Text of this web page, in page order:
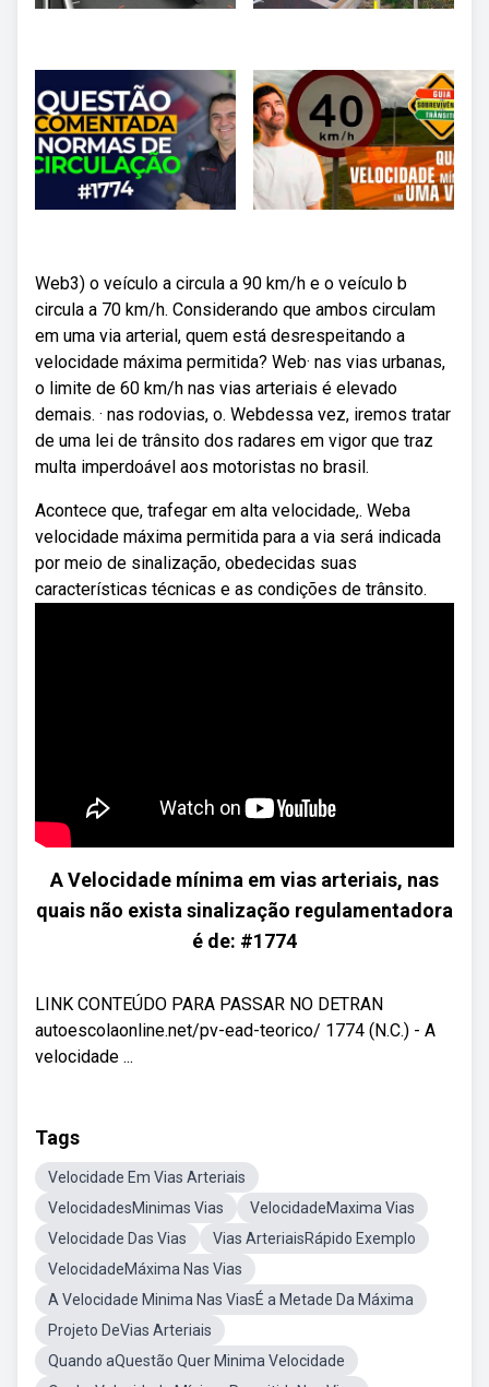
Web3) o veículo a circula a 90 km/h e o veículo b
circula a 70 km/h. Considerando que ambos circulam
em uma via arterial, quem está desrespeitando a
velocidade máxima permitida? Web· nas vias urbanas,
o limite de 60 km/h nas vias arteriais é elevado
demais. · nas rodovias, o. Webdessa vez, iremos tratar
de uma lei de trânsito dos radares em vigor que traz
multa imperdoável aos motoristas no brasil.
Acontece que, trafegar em alta velocidade,. Weba
velocidade máxima permitida para a via será indicada
por meio de sinalização, obedecidas suas
características técnicas e as condições de trânsito.
A Velocidade mínima em vias arteriais, nas
quais não exista sinalização regulamentadora
é de: #1774
LINK CONTEÚDO PARA PASSAR NO DETRAN
autoescolaonline.net/pv-ead-teorico/ 1774 (N.C.) - A
velocidade ...
Tags
Velocidade Em Vias Arteriais
VelocidadesMinimas Vias
VelocidadeMaxima Vias
Velocidade Das Vias
Vias ArteriaisRápido Exemplo
VelocidadeMáxima Nas Vias
A Velocidade Minima Nas ViasÉ a Metade Da Máxima
Projeto DeVias Arteriais
Quando aQuestão Quer Minima Velocidade